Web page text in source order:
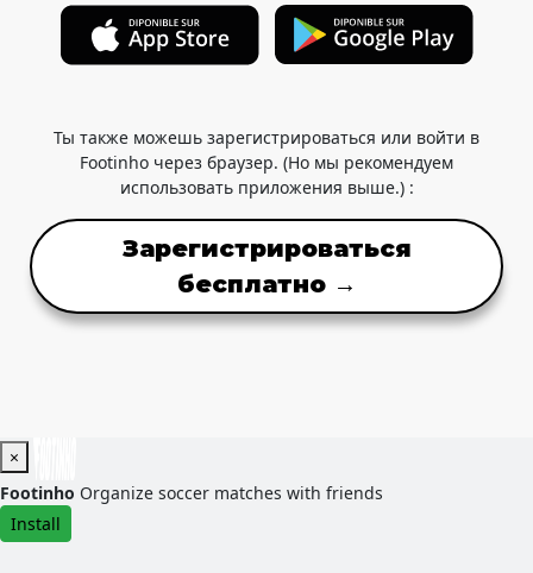
Ты также можешь зарегистрироваться или войти в
Footinho через браузер. (Но мы рекомендуем
использовать приложения выше.) :
Зарегистрироваться
бесплатно →
×
Footinho Organize soccer matches with friends
Install